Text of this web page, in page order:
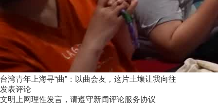
台湾青年上海寻“曲”：以曲会友，这片土壤让我向往
发表评论
文明上网理性发言，请遵守新闻评论服务协议